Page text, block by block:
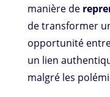
manière de
de transformer
opportunité
un lien
malgré les